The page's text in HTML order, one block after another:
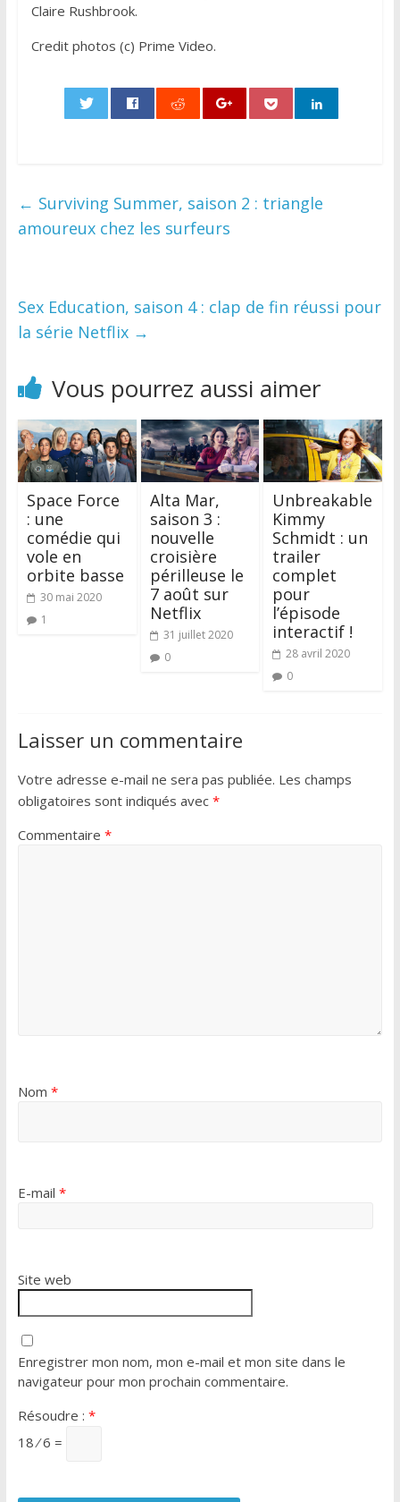
Claire Rushbrook.
Credit photos (c) Prime Video.
← Surviving Summer, saison 2 : triangle
amoureux chez les surfeurs
Sex Education, saison 4 : clap de fin réussi pour
la série Netflix →
Vous pourrez aussi aimer
Space Force
: une
comédie qui
vole en
orbite basse
30 mai 2020
1
Alta Mar,
saison 3 :
nouvelle
croisière
périlleuse le
7 août sur
Netflix
31 juillet 2020
0
Unbreakable
Kimmy
Schmidt : un
trailer
complet
pour
l’épisode
interactif !
28 avril 2020
0
Laisser un commentaire
Votre adresse e-mail ne sera pas publiée. Les champs
obligatoires sont indiqués avec *
Commentaire *
Nom *
E-mail *
Site web
Enregistrer mon nom, mon e-mail et mon site dans le
navigateur pour mon prochain commentaire.
Résoudre : *
18 ⁄ 6 =